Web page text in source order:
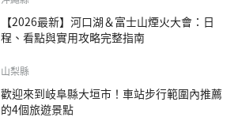
【2026最新】河口湖＆富士山煙火大會：日
程、看點與實用攻略完整指南
山梨縣
歡迎來到岐阜縣大垣市！車站步行範圍內推薦
的4個旅遊景點